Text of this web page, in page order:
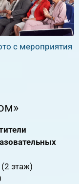
с мероприятия
(2 этаж)